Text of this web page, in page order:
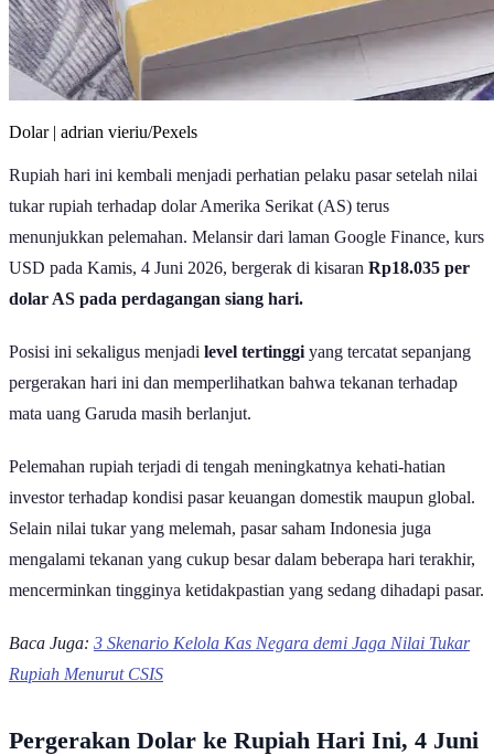
Dolar | adrian vieriu/Pexels
Rupiah hari ini kembali menjadi perhatian pelaku pasar setelah nilai
tukar rupiah terhadap dolar Amerika Serikat (AS) terus
menunjukkan pelemahan. Melansir dari laman Google Finance, kurs
USD pada Kamis, 4 Juni 2026, bergerak di kisaran Rp18.035 per
dolar AS pada perdagangan siang hari.
Posisi ini sekaligus menjadi level tertinggi yang tercatat sepanjang
pergerakan hari ini dan memperlihatkan bahwa tekanan terhadap
mata uang Garuda masih berlanjut.
Pelemahan rupiah terjadi di tengah meningkatnya kehati-hatian
investor terhadap kondisi pasar keuangan domestik maupun global.
Selain nilai tukar yang melemah, pasar saham Indonesia juga
mengalami tekanan yang cukup besar dalam beberapa hari terakhir,
mencerminkan tingginya ketidakpastian yang sedang dihadapi pasar.
Baca Juga: 3 Skenario Kelola Kas Negara demi Jaga Nilai Tukar
Rupiah Menurut CSIS
Pergerakan Dolar ke Rupiah Hari Ini, 4 Juni